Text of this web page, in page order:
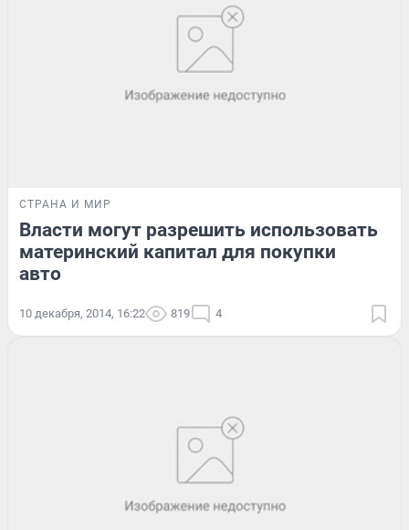
СТРАНА И МИР
Власти могут разрешить использовать
материнский капитал для покупки
авто
10 декабря, 2014, 16:22 819 4